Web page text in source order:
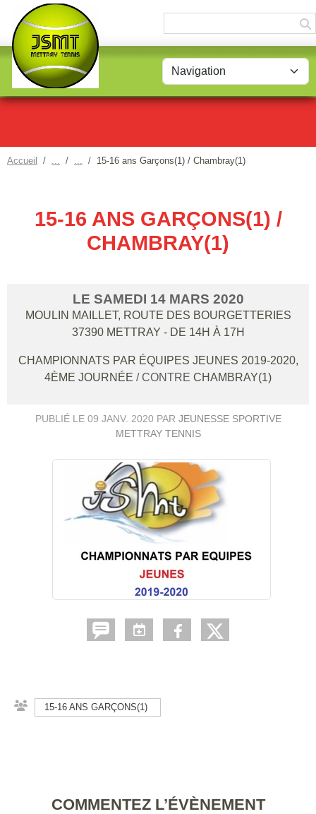
Accueil 15-16 ans Garçons(1) / Chambray(1)
15-16 ANS GARÇONS(1) /
CHAMBRAY(1)
LE SAMEDI 14 MARS 2020
MOULIN MAILLET, ROUTE DES BOURGETTERIES
37390 METTRAY - DE 14H À 17H
CHAMPIONNATS PAR ÉQUIPES JEUNES 2019-2020,
4ÈME JOURNÉE / CONTRE CHAMBRAY(1)
PUBLIÉ LE 09 JANV. 2020 PAR JEUNESSE SPORTIVE
METTRAY TENNIS
15-16 ANS GARÇONS(1)
COMMENTEZ L’ÉVÈNEMENT
Panneau de gestion des cookies